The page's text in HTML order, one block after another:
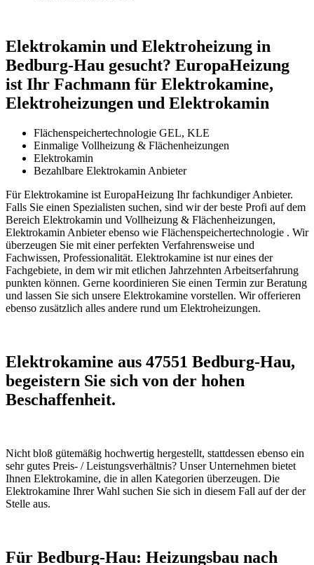
Elektrokamin und Elektroheizung in
Bedburg-Hau gesucht? EuropaHeizung
ist Ihr Fachmann für Elektrokamine,
Elektroheizungen und Elektrokamin
Flächenspeichertechnologie GEL, KLE
Einmalige Vollheizung & Flächenheizungen
Elektrokamin
Bezahlbare Elektrokamin Anbieter
Für Elektrokamine ist EuropaHeizung Ihr fachkundiger Anbieter.
Falls Sie einen Spezialisten suchen, sind wir der beste Profi auf dem
Bereich Elektrokamin und Vollheizung & Flächenheizungen,
Elektrokamin Anbieter ebenso wie Flächenspeichertechnologie . Wir
überzeugen Sie mit einer perfekten Verfahrensweise und
Fachwissen, Professionalität. Elektrokamine ist nur eines der
Fachgebiete, in dem wir mit etlichen Jahrzehnten Arbeitserfahrung
punkten können. Gerne koordinieren Sie einen Termin zur Beratung
und lassen Sie sich unsere Elektrokamine vorstellen. Wir offerieren
ebenso zusätzlich alles andere rund um Elektroheizungen.
Elektrokamine aus 47551 Bedburg-Hau,
begeistern Sie sich von der hohen
Beschaffenheit.
Nicht bloß gütemäßig hochwertig hergestellt, stattdessen ebenso ein
sehr gutes Preis- / Leistungsverhältnis? Unser Unternehmen bietet
Ihnen Elektrokamine, die in allen Kategorien überzeugen. Die
Elektrokamine Ihrer Wahl suchen Sie sich in diesem Fall auf der der
Stelle aus.
Für Bedburg-Hau: Heizungsbau nach